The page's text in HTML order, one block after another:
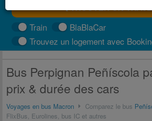
TROUVER UN
Train
BlaBlaCar
Trouvez un logement avec
Bus Perpignan Peñíscola
prix & durée des cars
Voyages en bus Macron Comparez le bus
FlixBus, Eurolines, bus IC et autres